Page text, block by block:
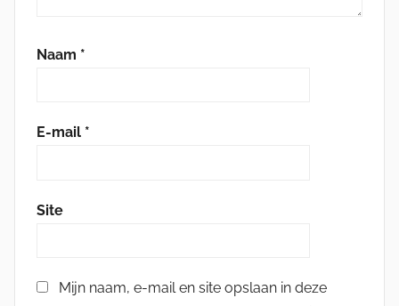
Naam *
E-mail *
Site
Mijn naam, e-mail en site opslaan in deze